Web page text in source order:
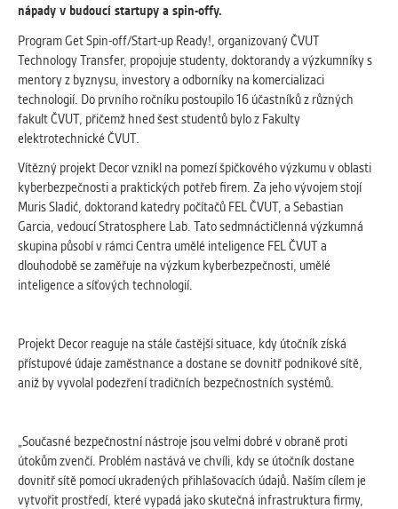
Cookies, které aplikace nedokáže zařadit.
Naším cílem je, aby tato kategorie
zůstala prázdná a všechny cookies byly
přiřazeny do některé z kategorií
uvedených výše.
nápady v budoucí startupy a spin-offy.
Program Get Spin-off/Start-up Ready!, organizovaný ČVUT
Technology Transfer, propojuje studenty, doktorandy a výzkumníky s
mentory z byznysu, investory a odborníky na komercializaci
technologií. Do prvního ročníku postoupilo 16 účastníků z různých
fakult ČVUT, přičemž hned šest studentů bylo z Fakulty
elektrotechnické ČVUT.
Vítězný projekt Decor vznikl na pomezí špičkového výzkumu v oblasti
kyberbezpečnosti a praktických potřeb firem. Za jeho vývojem stojí
Muris Sladić, doktorand katedry počítačů FEL ČVUT, a Sebastian
Garcia, vedoucí Stratosphere Lab. Tato sedmnáctičlenná výzkumná
skupina působí v rámci Centra umělé inteligence FEL ČVUT a
dlouhodobě se zaměřuje na výzkum kyberbezpečnosti, umělé
inteligence a síťových technologií.
Projekt Decor reaguje na stále častější situace, kdy útočník získá
přístupové údaje zaměstnance a dostane se dovnitř podnikové sítě,
aniž by vyvolal podezření tradičních bezpečnostních systémů.
„Současné bezpečnostní nástroje jsou velmi dobré v obraně proti
útokům zvenčí. Problém nastává ve chvíli, kdy se útočník dostane
dovnitř sítě pomocí ukradených přihlašovacích údajů. Naším cílem je
vytvořit prostředí, které vypadá jako skutečná infrastruktura firmy,